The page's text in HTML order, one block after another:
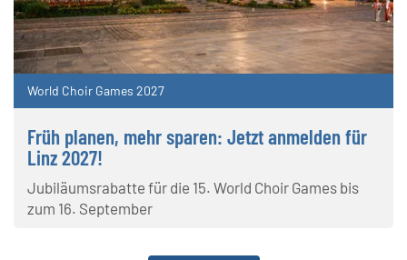
World Choir Games 2027
Früh planen, mehr sparen: Jetzt anmelden für
Linz 2027!
Jubiläumsrabatte für die 15. World Choir Games bis
zum 16. September